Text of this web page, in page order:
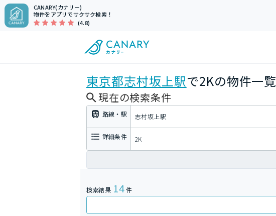
CANARY(カナリー)
物件をアプリでサクサク検索！
(4.8)
東京都志村坂上駅で2Kの物件一覧
現在の検索条件
路線・駅 志村坂上駅
詳細条件 2K
検索結果 14件